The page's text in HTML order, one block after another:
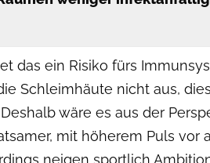
das ein Risiko fürs
Schleimhäute nicht aus,
wäre es aus der
mit höherem Puls vor
neigen sportlich